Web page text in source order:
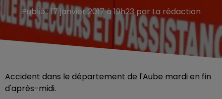
Publié : 17 janvier 2017 à 19h23 par La rédaction
Accident dans le département de l'Aube mardi en fin
d'après-midi.